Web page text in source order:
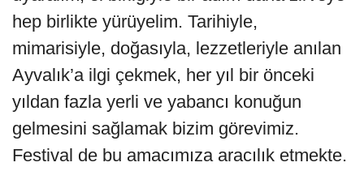
hep birlikte yürüyelim. Tarihiyle,
mimarisiyle, doğasıyla, lezzetleriyle anılan
Ayvalık’a ilgi çekmek, her yıl bir önceki
yıldan fazla yerli ve yabancı konuğun
gelmesini sağlamak bizim görevimiz.
Festival de bu amacımıza aracılık etmekte.